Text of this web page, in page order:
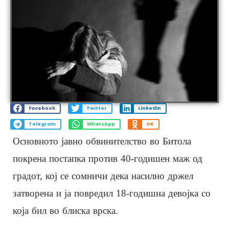
Facebook Twitter LinkedIn
Telegram WhatsApp OK
Основното јавно обвинителство во Битола
покрена постапка против 40-годишен маж од
градот, кој се сомничи дека насилно држел
затворена и ја повредил 18-годишна девојка со
која бил во блиска врска.